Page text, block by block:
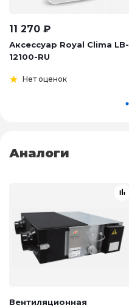
11 270 ₽
Аксессуар Royal Clima LB-
12100-RU
Нет оценок
Аналоги
Вентиляционная